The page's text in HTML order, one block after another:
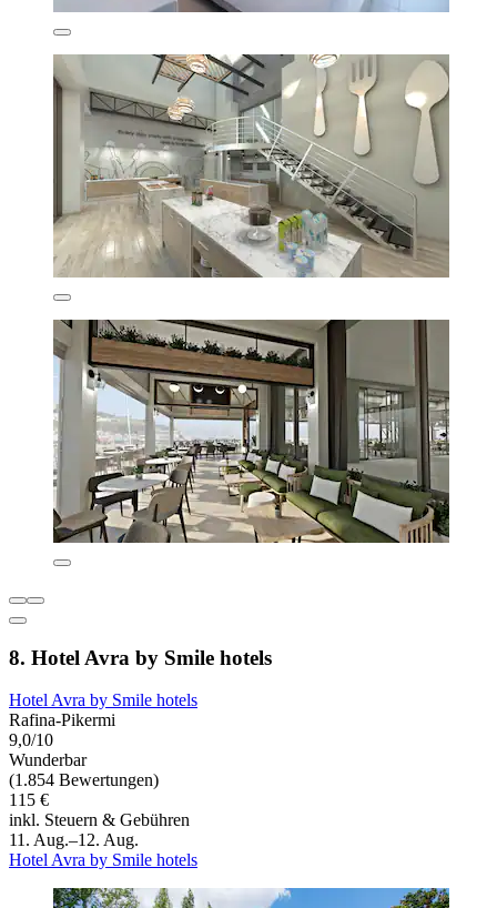
8. Hotel Avra by Smile hotels
Hotel Avra by Smile hotels
Rafina-Pikermi
9,0/10
Wunderbar
(1.854 Bewertungen)
115 €
inkl. Steuern & Gebühren
11. Aug.–12. Aug.
Hotel Avra by Smile hotels